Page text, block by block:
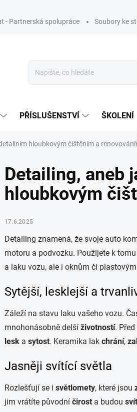
- Partnerská spolupráce Soubory ke
PŘÍSLUŠENSTVÍ ŠKOLENÍ
hloubkovým čištěním a
Detailing, aneb
hloubkovým
17.6.2025
Detailing znamená, že svoje auto
motoru a podvozku. Použijete k
a laku vozu, ale i oknům či
Sytější, lesklejší a
Záleží na stavu laku vašeho vozu.
mnohonásobně delší životností.
lesk a sytost. Keramika lak chrání,
Jasněji svítící světla
Rozlešťují se i světlomety, které jsou
jim vrátíte původní čirost a budou